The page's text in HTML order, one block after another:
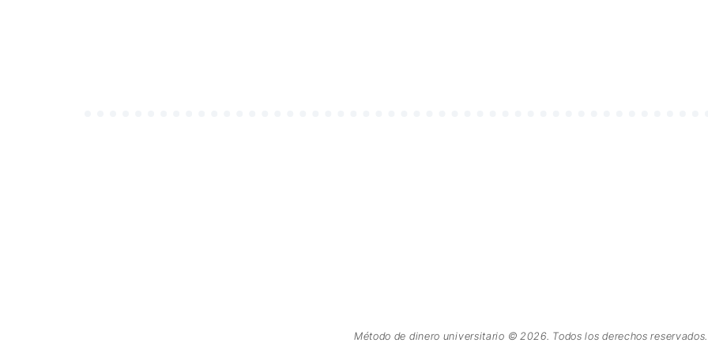
Método de dinero universitario © 2026. Todos los derechos reservados.